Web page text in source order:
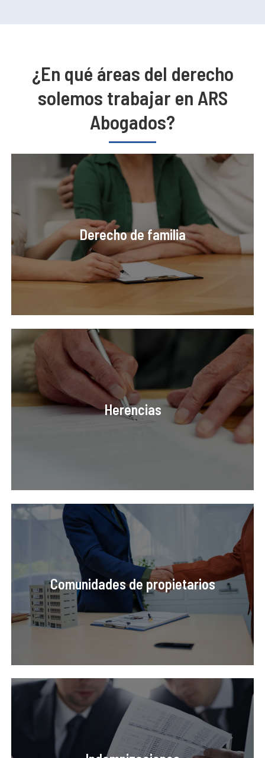
¿En qué áreas del derecho
solemos trabajar en ARS
Abogados?
Derecho de familia
Herencias
Comunidades de propietarios